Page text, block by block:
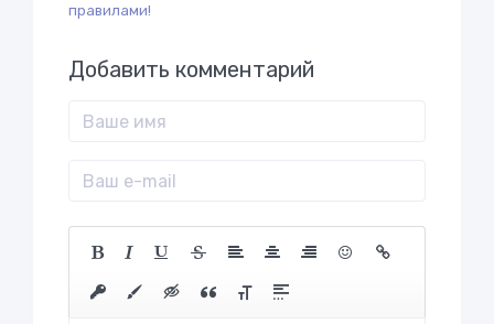
правилами!
Добавить комментарий